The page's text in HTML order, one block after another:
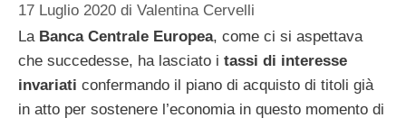
17 Luglio 2020 di Valentina Cervelli
La Banca Centrale Europea, come ci si aspettava
che succedesse, ha lasciato i tassi di interesse
invariati confermando il piano di acquisto di titoli già
in atto per sostenere l’economia in questo momento di